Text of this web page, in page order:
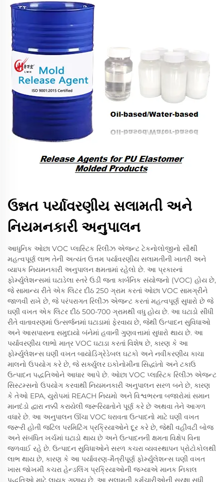
ઉન્નત પર્યાવરણીય સલામતી અને
નિયમનકારી અનુપાલન
આધુનિક ઓછા VOC પ્લાસ્ટિક રિલીઝ એજન્ટ ટેકનોલોજીનો સૌથી
મહત્વપૂર્ણ લાભ તેની અત્યંત ઉત્તમ પર્યાવરણીય સલામતીની ખાતરી અને
વ્યાપક નિયમનકારી અનુપાલન ક્ષમતામાં રહેલો છે. આ પ્રકારનાં
ફોર્મ્યુલેશન્સમાં ઘટાડેલા સ્તરે ઉડી જતા કાર્બનિક સંયોજનો (VOC) હોય છે,
જે સામાન્ય રીતે એક લિટર દીઠ 250 ગ્રામ કરતાં ઓછા VOC સામગ્રીને
જાળવી રાખે છે, જે પરંપરાગત રિલીઝ એજન્ટ કરતાં મહત્વપૂર્ણ સુધારો છે જે
ઘણી વખત એક લિટર દીઠ 500-700 ગ્રામથી વધુ હોય છે. આ ઘટાડો સીધી
રીતે વાતાવરણમાં ઉત્સર્જનમાં ઘટાડામાં ફેરવાય છે, જેથી ઉત્પાદન સુવિધાઓ
અને આસપાસના સમુદાયો બંનેમાં હવાની ગુણવત્તામાં સુધારો થાય છે. આ
પર્યાવરણીય લાભો માત્ર VOC ઘટાડા કરતાં વિશેષ છે, કારણ કે આ
ફોર્મ્યુલેશન્સ ઘણી વખત બાયોડિગ્રેડેબલ ઘટકો અને નવીકરણીય કાચા
માલનો ઉપયોગ કરે છે, જે સર્ક્યુલર ઇકોનોમીના સિદ્ધાંતો અને ટકાઉ
ઉત્પાદન પદ્ધતિઓને આધાર આપે છે. ઓછા VOC પ્લાસ્ટિક રિલીઝ એજન્ટ
સિસ્ટમ્સનો ઉપયોગ કરવાથી નિયમનકારી અનુપાલન સરળ બને છે, કારણ
કે તેઓ EPA, યુરોપમાં REACH નિયમો અને વિશ્વભરના બજારોમાં સમાન
માનદંડો દ્વારા નક્કી કરાયેલી જરૂરિયાતોને પૂર્ણ કરે છે અથવા તેને આગળ
વધારે છે. આ અનુપાલન ઊંચા VOC ધરાવતા ઉત્પાદનો માટે ઘણી વખત
જરૂરી હોતી જટિલ પરમિટિંગ પ્રક્રિયાઓને દૂર કરે છે, જેથી વહીવટી બોજ
અને સંબંધિત ખર્ચમાં ઘટાડો થાય છે અને ઉત્પાદનની ક્ષમતા વિક્ષેપ વિના
જળવાઈ રહે છે. ઉત્પાદન સુવિધાઓને સરળ કચરા વ્યવસ્થાપન પ્રોટોકોલથી
લાભ થાય છે, કારણ કે આ પર્યાવરણ-મૈત્રીપૂર્ણ ફોર્મ્યુલેશન્સ ઘણી વખત
ખાસ જોખમી કચરા હેન્ડલિંગ પ્રક્રિયાઓની જગ્યાએ માનક નિકાલ
પદ્ધતિઓ માટે લાયક ગણાય છે. આ સલામતી કર્મચારીઓની સુરક્ષા સુધી